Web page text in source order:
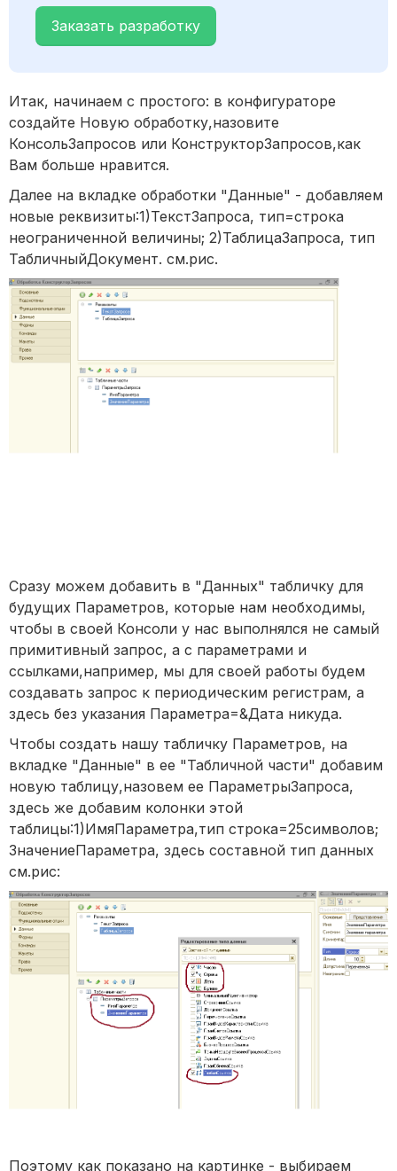
Заказать разработку
Итак, начинаем с простого: в конфигураторе
создайте Новую обработку,назовите
КонсольЗапросов или КонструкторЗапросов,как
Вам больше нравится.
Далее на вкладке обработки "Данные" - добавляем
новые реквизиты:1)ТекстЗапроса, тип=строка
неограниченной величины; 2)ТаблицаЗапроса, тип
ТабличныйДокумент. см.рис.
Сразу можем добавить в "Данных" табличку для
будущих Параметров, которые нам необходимы,
чтобы в своей Консоли у нас выполнялся не самый
примитивный запрос, а с параметрами и
ссылками,например, мы для своей работы будем
создавать запрос к периодическим регистрам, а
здесь без указания Параметра=&Дата никуда.
Чтобы создать нашу табличку Параметров, на
вкладке "Данные" в ее "Табличной части" добавим
новую таблицу,назовем ее ПараметрыЗапроса,
здесь же добавим колонки этой
таблицы:1)ИмяПараметра,тип строка=25символов;
ЗначениеПараметра, здесь составной тип данных
см.рис:
Поэтому как показано на картинке - выбираем